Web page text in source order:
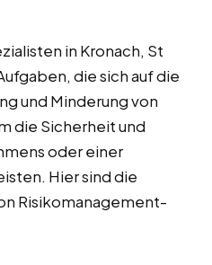
in Kronach, St
die sich auf die
und Minderung von
die Sicherheit und
oder einer
Hier sind die
Risikomanagement-